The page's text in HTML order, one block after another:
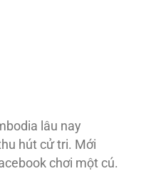
lâu nay
hút cử tri. Mới
chơi một cú.